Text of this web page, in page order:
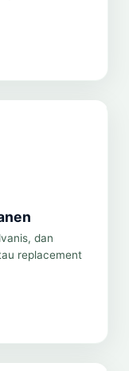
dan
replacement